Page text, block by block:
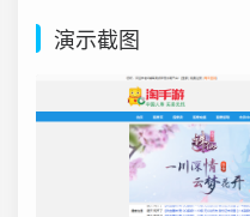
演示截图